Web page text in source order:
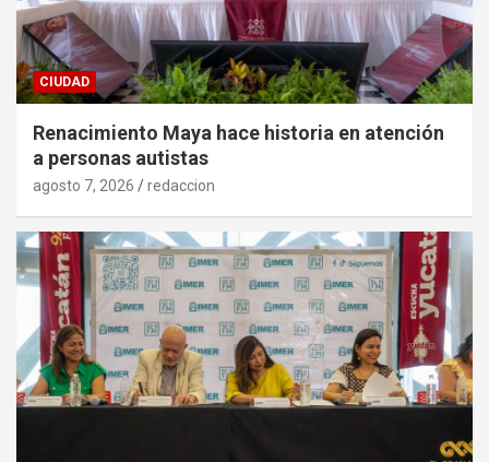
CIUDAD
Renacimiento Maya hace historia en atención
a personas autistas
agosto 7, 2026 redaccion